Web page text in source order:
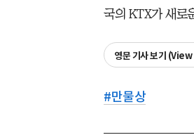
국의 KTX가 새로
영문 기사 보기
#만물상